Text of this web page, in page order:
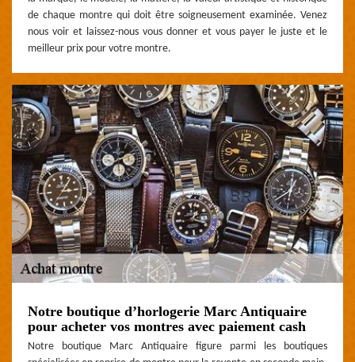
de chaque montre qui doit être soigneusement examinée. Venez
nous voir et laissez-nous vous donner et vous payer le juste et le
meilleur prix pour votre montre.
Notre boutique d’horlogerie Marc Antiquaire
pour acheter vos montres avec paiement cash
Notre boutique Marc Antiquaire figure parmi les boutiques